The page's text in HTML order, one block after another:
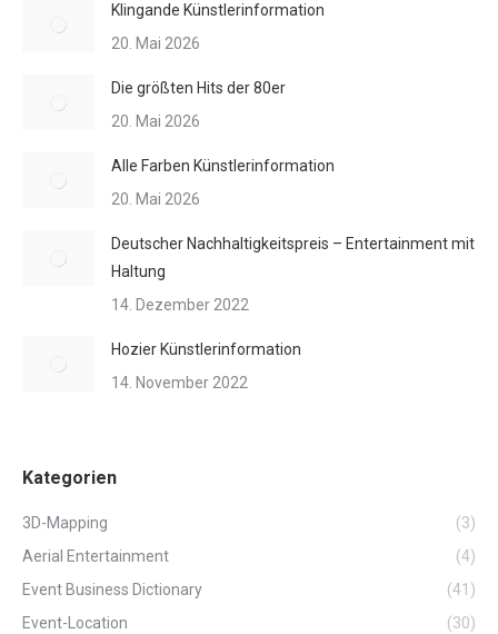
Klingande Künstlerinformation
20. Mai 2026
Die größten Hits der 80er
20. Mai 2026
Alle Farben Künstlerinformation
20. Mai 2026
Deutscher Nachhaltigkeitspreis – Entertainment mit
Haltung
14. Dezember 2022
Hozier Künstlerinformation
14. November 2022
Kategorien
3D-Mapping
(3)
Aerial Entertainment
(4)
Event Business Dictionary
(41)
Event-Location
(30)